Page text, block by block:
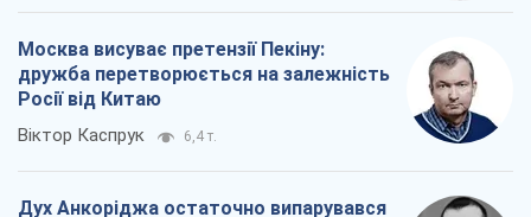
Москва висуває претензії Пекіну:
дружба перетворюється на залежність
Росії від Китаю
Віктор Каспрук 6,4 т.
Дух Анкоріджа остаточно випарувався